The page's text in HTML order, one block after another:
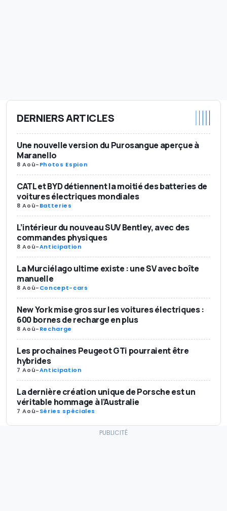
DERNIERS ARTICLES
Une nouvelle version du Purosangue aperçue à
Maranello
8 Aoû-Photos Espion
CATL et BYD détiennent la moitié des batteries de
voitures électriques mondiales
8 Aoû-Batteries
L’intérieur du nouveau SUV Bentley, avec des
commandes physiques
8 Aoû-Anticipation
La Murciélago ultime existe : une SV avec boîte
manuelle
8 Aoû-Concept-cars
New York mise gros sur les voitures électriques :
600 bornes de recharge en plus
8 Aoû-Recharge
Les prochaines Peugeot GTi pourraient être
hybrides
7 Aoû-Anticipation
La dernière création unique de Porsche est un
véritable hommage à l’Australie
7 Aoû-Séries spéciales